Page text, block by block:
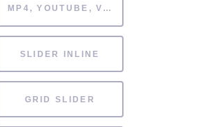
MP4, YOUTUBE, VIMEO
SLIDER INLINE
GRID SLIDER